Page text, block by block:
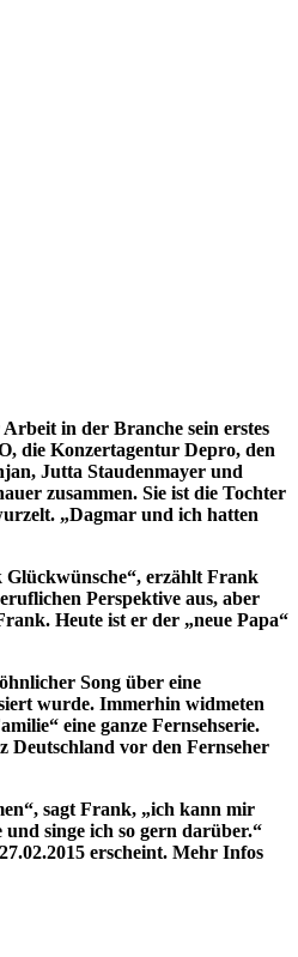
in der Branche sein erstes
die Konzertagentur Depro, den
Jutta Staudenmayer und
zusammen. Sie ist die Tochter
„Dagmar und ich hatten
Glückwünsche“, erzählt Frank
Perspektive aus, aber
Heute ist er der „neue Papa“
Song über eine
wurde. Immerhin widmeten
eine ganze Fernsehserie.
Deutschland vor den Fernseher
sagt Frank, „ich kann mir
singe ich so gern darüber.“
erscheint. Mehr Infos